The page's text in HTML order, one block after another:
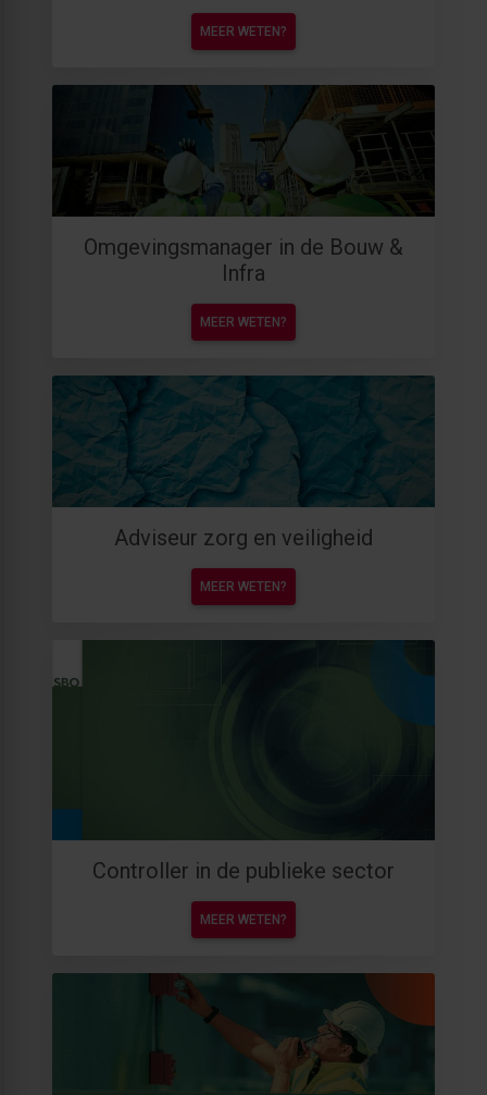
MEER WETEN?
Omgevingsmanager in de Bouw &
Infra
MEER WETEN?
Adviseur zorg en veiligheid
MEER WETEN?
Controller in de publieke sector
MEER WETEN?